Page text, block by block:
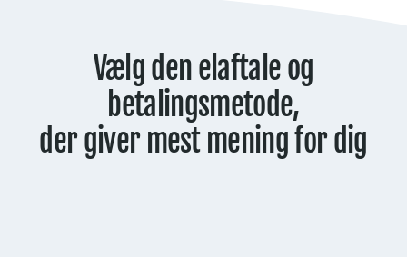
Vælg den elaftale og
betalingsmetode,
der giver mest mening for dig